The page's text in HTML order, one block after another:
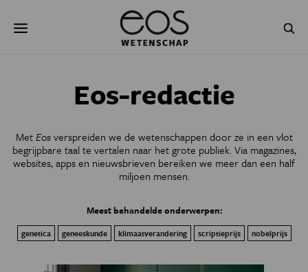
naar
GEZONDHEID RUIMTE
NATUURWETENSCHAPPEN GESCHIEDENIS
PODCAST AGENDA
Eos-redactie
MetEosverspreiden we de wetenschappen door ze in een vlot
begrijpbare taal te vertalen naar het grote publiek. Via magazines,
websites, apps en nieuwsbrieven bereiken we meer dan een half
miljoen mensen.
Meest behandelde onderwerpen:
genetica geneeskunde klimaatverandering scriptieprijs nobelprijs